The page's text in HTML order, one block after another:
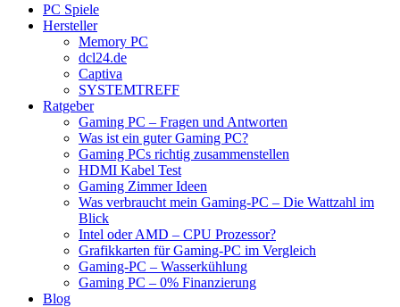
PC Spiele
Hersteller
Memory PC
dcl24.de
Captiva
SYSTEMTREFF
Ratgeber
Gaming PC – Fragen und Antworten
Was ist ein guter Gaming PC?
Gaming PCs richtig zusammenstellen
HDMI Kabel Test
Gaming Zimmer Ideen
Was verbraucht mein Gaming-PC – Die Wattzahl im
Blick
Intel oder AMD – CPU Prozessor?
Grafikkarten für Gaming-PC im Vergleich
Gaming-PC – Wasserkühlung
Gaming PC – 0% Finanzierung
Blog